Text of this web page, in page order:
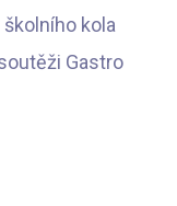
kola
Gastro